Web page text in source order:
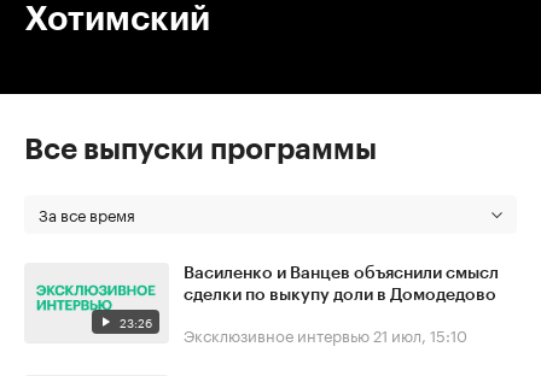
Хотимский
Все выпуски программы
За все время
23:26
Василенко и Ванцев объяснили смысл
сделки по выкупу доли в Домодедово
Эксклюзивное интервью 21 июл, 15:10